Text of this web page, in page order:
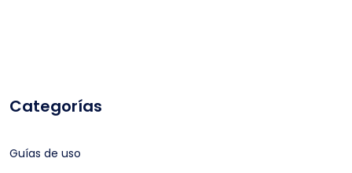
Categorías
Guías de uso